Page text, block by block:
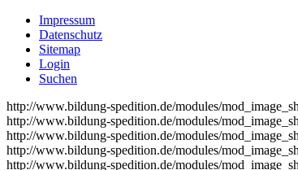
Impressum
Datenschutz
Sitemap
Login
Suchen
http://www.bildung-spedition.de/modules/
http://www.bildung-spedition.de/modules/
http://www.bildung-spedition.de/modules/
http://www.bildung-spedition.de/modules/
http://www.bildung-spedition.de/modules/